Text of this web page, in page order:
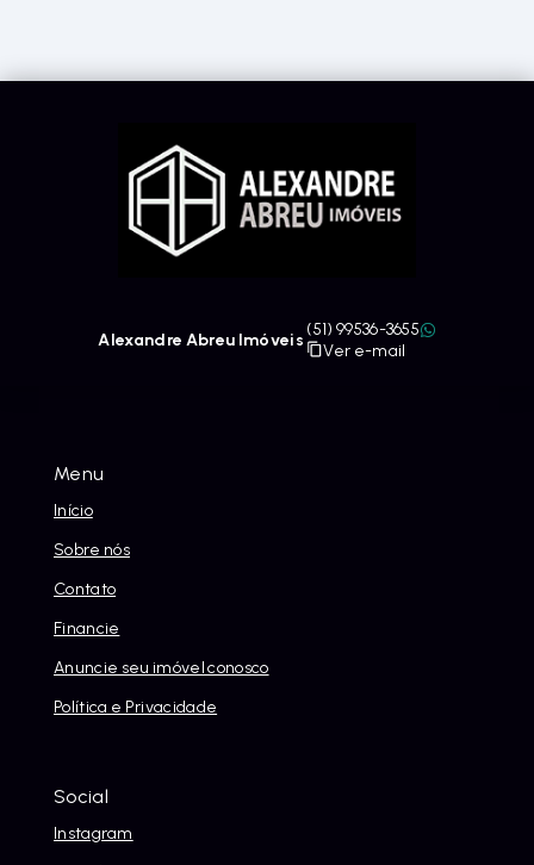
Menu
Início
Sobre nós
Contato
Financie
Anuncie seu imóvel conosco
Política e Privacidade
Social
Instagram
Alexandre Abreu Imóveis
(51) 99536-3655
Ver e-mail